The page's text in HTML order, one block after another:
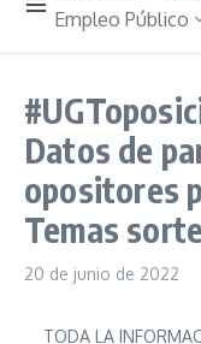
Empleo Público
Datos de
opositores
Temas
20 de junio de 2022
TODA LA